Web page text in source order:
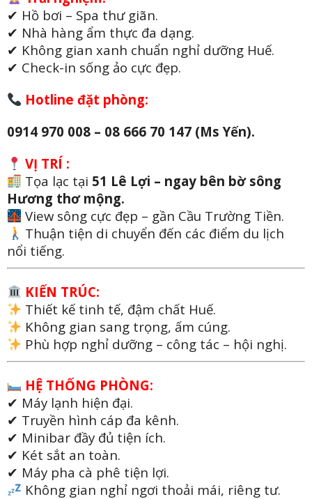
✔ Hồ bơi – Spa thư giãn.
✔ Nhà hàng ẩm thực đa dạng.
✔ Không gian xanh chuẩn nghỉ dưỡng Huế.
✔ Check-in sống ảo cực đẹp.
Hotline đặt phòng:
0914 970 008 – 08 666 70 147 (Ms Yến).
VỊ TRÍ :
Tọa lạc tại 51 Lê Lợi – ngay bên bờ sông
Hương thơ mộng.
View sông cực đẹp – gần Cầu Trường Tiền.
Thuận tiện di chuyển đến các điểm du lịch
nổi tiếng.
KIẾN TRÚC:
Thiết kế tinh tế, đậm chất Huế.
Không gian sang trọng, ấm cúng.
Phù hợp nghỉ dưỡng – công tác – hội nghị.
HỆ THỐNG PHÒNG:
✔ Máy lạnh hiện đại.
✔ Truyền hình cáp đa kênh.
✔ Minibar đầy đủ tiện ích.
✔ Két sắt an toàn.
✔ Máy pha cà phê tiện lợi.
Không gian nghỉ ngơi thoải mái, riêng tư.